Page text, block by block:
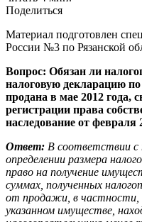
Поделиться
Материал подготовлен
России №3 по Рязанской
Вопрос: Обязан ли
налоговую декларацию
продана в мае 2012 года,
регистрации права
наследование от февраля
Ответ: В соответствии с
определении размера
право на получение
суммах, полученных
от продажи, в частности,
указанном имуществе,